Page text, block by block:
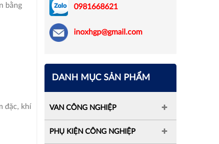
0981668621
inoxhgp@gmail.com
DANH MỤC SẢN PHẨM
VAN CÔNG NGHIỆP
PHỤ KIỆN CÔNG NGHIỆP
bằng
đặc, khí